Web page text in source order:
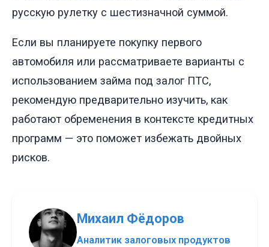
русскую рулетку с шестизначной суммой.
Если вы планируете покупку первого
автомобиля или рассматриваете варианты с
использованием займа под залог ПТС,
рекомендую предварительно изучить, как
работают обременения в контексте кредитных
программ — это поможет избежать двойных
рисков.
Михаил Фёдоров
Аналитик залоговых продуктов